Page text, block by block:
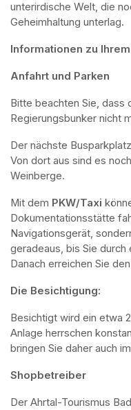
unterirdische Welt, die
Geheimhaltung unterlag.
Informationen zu
Anfahrt und Parken
Bitte beachten Sie, dass
Regierungsbunker nicht
Der nächste
Von dort aus sind es
Weinberge.
Mit dem PKW/Taxi
Dokumentationsstätte
Navigationsgerät,
geradeaus, bis Sie
Danach erreichen Sie
Die Besichtigung:
Besichtigt wird ein etwa
Anlage herrschen
bringen Sie daher auch
Shopbetreiber
Der Ahrtal-Tourismus